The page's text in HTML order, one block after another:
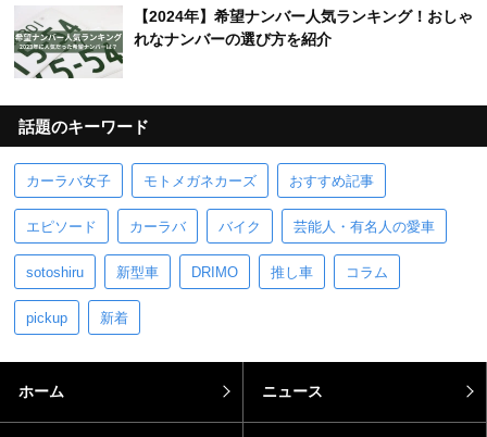
【2024年】希望ナンバー人気ランキング！おしゃ
れなナンバーの選び方を紹介
話題のキーワード
カーラバ女子 モトメガネカーズ おすすめ記事
エピソード カーラバ バイク 芸能人・有名人の愛車
sotoshiru 新型車 DRIMO 推し車 コラム
pickup 新着
ホーム ニュース